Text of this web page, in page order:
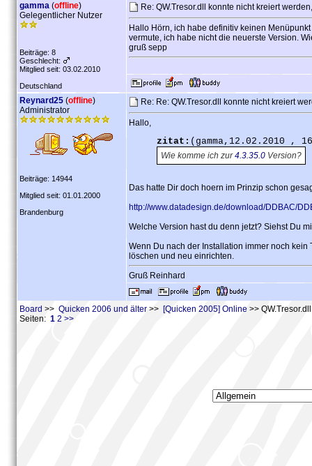
gamma (offline)
Gelegentlicher Nutzer
Beiträge: 8
Geschlecht:
Mitglied seit: 03.02.2010
Deutschland
Re: QW.Tresor.dll konnte nicht kreiert
Hallo Hörn, ich habe definitiv keinen
vermute, ich habe nicht die neuerste Version.
gruß sepp
Reynard25 (offline)
Administrator
Beiträge: 14944
Mitglied seit: 01.01.2000
Brandenburg
Re: Re: QW.Tresor.dll konnte nicht kreiert
Hallo,
zitat: (gamma,12.02.2010 ,
Wie komme ich zur4.3.35.0 Version?
Das hatte Dir doch hoern im Prinzip schon
http://www.datadesign.de/download/DDBAC/
Welche Version hast du denn jetzt? Siehst Du
Wenn Du nach der Installation immer noch
löschen und neu einrichten.
Gruß Reinhard
Board >> Quicken 2006 und älter >> [Quicken 2005] Online >>
Seiten: 1 2 >>